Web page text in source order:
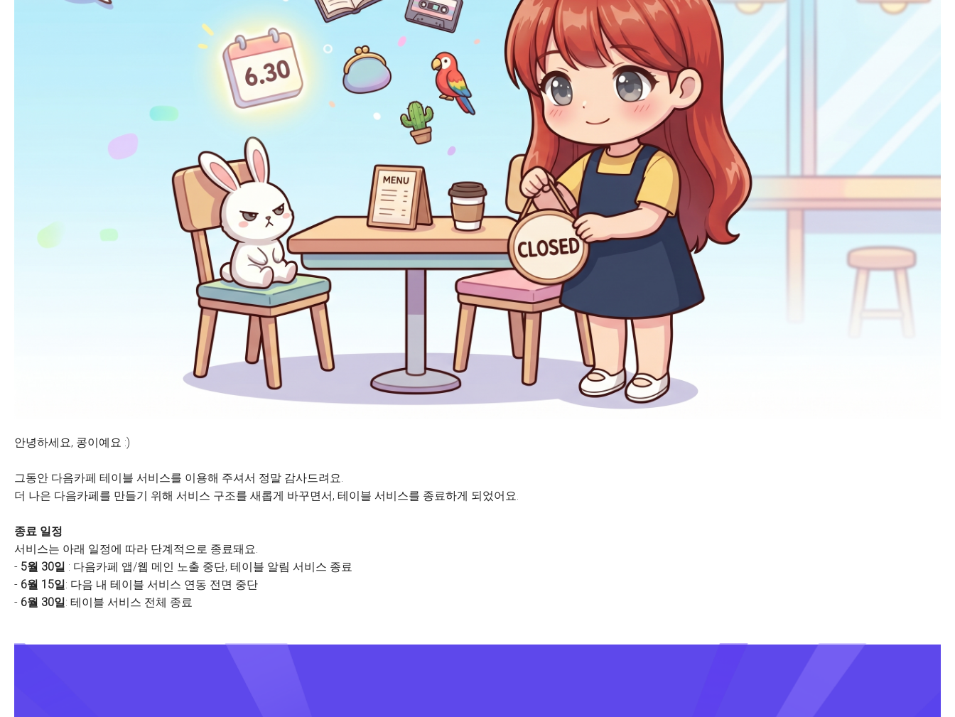
안녕하세요, 콩이예요 :)
그동안 다음카페 테이블 서비스를 이용해 주셔서 정말 감사드려요.
더 나은 다음카페를 만들기 위해 서비스 구조를 새롭게 바꾸면서, 테이블 서비스를 종료하게 되었어요.
종료 일정
서비스는 아래 일정에 따라 단계적으로 종료돼요.
- 5월 30일 : 다음카페 앱/웹 메인 노출 중단, 테이블 알림 서비스 종료
- 6월 15일: 다음 내 테이블 서비스 연동 전면 중단
- 6월 30일: 테이블 서비스 전체 종료